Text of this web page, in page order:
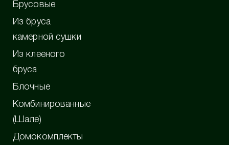
Брусовые
Из бруса
камерной сушки
Из клееного
бруса
Блочные
Комбинированные
(Шале)
Домокомплекты